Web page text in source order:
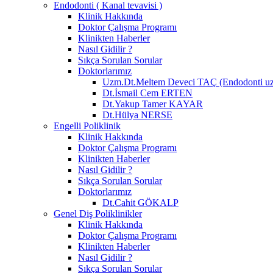
Endodonti ( Kanal tevavisi )
Klinik Hakkında
Doktor Çalışma Programı
Klinikten Haberler
Nasıl Gidilir ?
Sıkça Sorulan Sorular
Doktorlarımız
Uzm.Dt.Meltem Deveci TAÇ (Endodonti
Dt.İsmail Cem ERTEN
Dt.Yakup Tamer KAYAR
Dt.Hülya NERSE
Engelli Poliklinik
Klinik Hakkında
Doktor Çalışma Programı
Klinikten Haberler
Nasıl Gidilir ?
Sıkça Sorulan Sorular
Doktorlarımız
Dt.Cahit GÖKALP
Genel Diş Poliklinikler
Klinik Hakkında
Doktor Çalışma Programı
Klinikten Haberler
Nasıl Gidilir ?
Sıkça Sorulan Sorular